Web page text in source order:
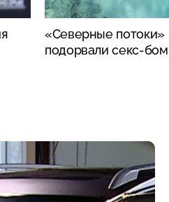
«Северные потоки»
подорвали секс-